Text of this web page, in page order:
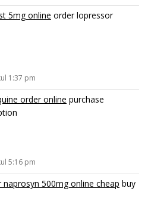
5mg online order lopressor
1:37 pm
order online purchase
5:16 pm
naprosyn 500mg online cheap buy